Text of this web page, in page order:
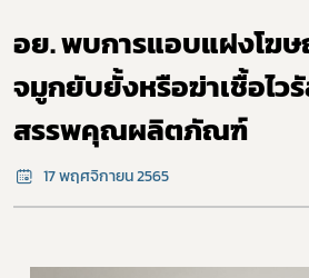
อย. พบการแอบแฝงโฆ
จมูกยับยั้งหรือฆ่าเชื้อไว
สรรพคุณผลิตภัณฑ์
17 พฤศจิกายน 2565